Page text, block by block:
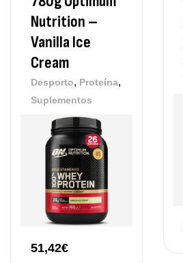
Nutrition –
Vanilla Ice
Cream
Desporto, Proteína,
Suplementos
51,42€